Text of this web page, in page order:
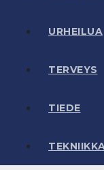
URHEILUA
TERVEYS
TIEDE